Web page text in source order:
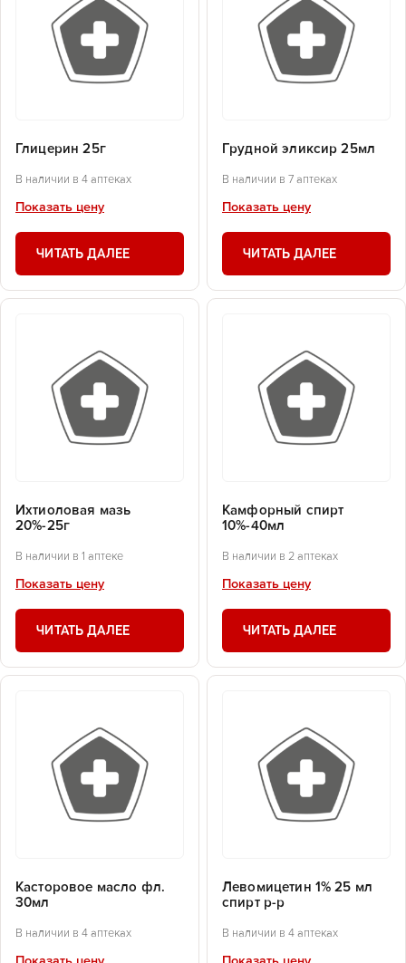
Глицерин 25г
В наличии в 4 аптеках
Показать цену
ЧИТАТЬ ДАЛЕЕ
Грудной эликсир 25мл
В наличии в 7 аптеках
Показать цену
ЧИТАТЬ ДАЛЕЕ
Ихтиоловая мазь
20%-25г
В наличии в 1 аптеке
Показать цену
ЧИТАТЬ ДАЛЕЕ
Камфорный спирт
10%-40мл
В наличии в 2 аптеках
Показать цену
ЧИТАТЬ ДАЛЕЕ
Касторовое масло фл.
30мл
В наличии в 4 аптеках
Левомицетин 1% 25 мл
спирт р-р
В наличии в 4 аптеках